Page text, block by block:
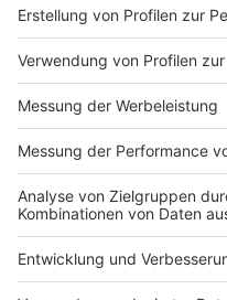
Bei euch läuft das
Küche im Radio.
exklusiv in seinen
er uns täglich mit
Nachkochen oder
uns mit in seine Küche
Geheimnisse eines
Gourmets und